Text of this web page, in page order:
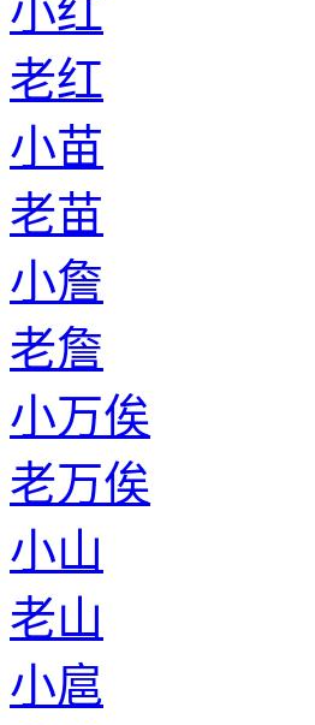
小红
老红
小苗
老苗
小詹
老詹
小万俟
老万俟
小山
老山
小扈